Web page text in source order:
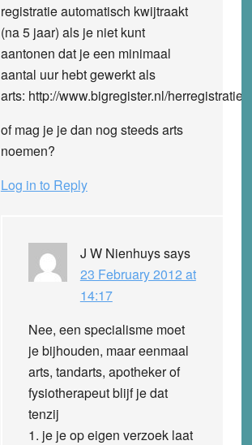
registratie automatisch kwijtraakt
(na 5 jaar) als je niet kunt
aantonen dat je een minimaal
aantal uur hebt gewerkt als
arts: http://www.bigregister.nl/
of mag je je dan nog steeds arts
noemen?
Log in to Reply
J W Nienhuyssays
23 February 2012 at
14:17
Nee, een specialisme moet
je bijhouden, maar eenmaal
arts, tandarts, apotheker of
fysiotherapeut blijf je dat
tenzij
1. je je op eigen verzoek laat